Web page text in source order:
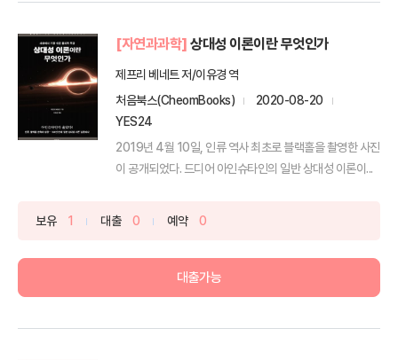
[자연과과학] 상대성 이론이란 무엇인가
제프리 베네트 저/이유경 역
처음북스(CheomBooks)
2020-08-20
YES24
2019년 4월 10일, 인류 역사 최초로 블랙홀을 촬영한 사진
이 공개되었다. 드디어 아인슈타인의 일반 상대성 이론이...
보유 1 대출 0 예약 0
대출가능